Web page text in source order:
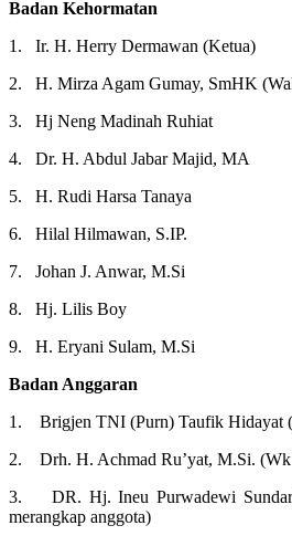
Badan Kehormatan
1. Ir. H. Herry Dermawan (Ketua)
2. H. Mirza Agam Gumay, SmHK
3. Hj Neng Madinah Ruhiat
4. Dr. H. Abdul Jabar Majid, MA
5. H. Rudi Harsa Tanaya
6. Hilal Hilmawan, S.IP.
7. Johan J. Anwar, M.Si
8. Hj. Lilis Boy
9. H. Eryani Sulam, M.Si
Badan Anggaran
1. Brigjen TNI (Purn) Taufik Hidayat
2. Drh. H. Achmad Ru’yat, M.Si. (Wk
3. DR. Hj. Ineu Purwadewi
merangkap anggota)